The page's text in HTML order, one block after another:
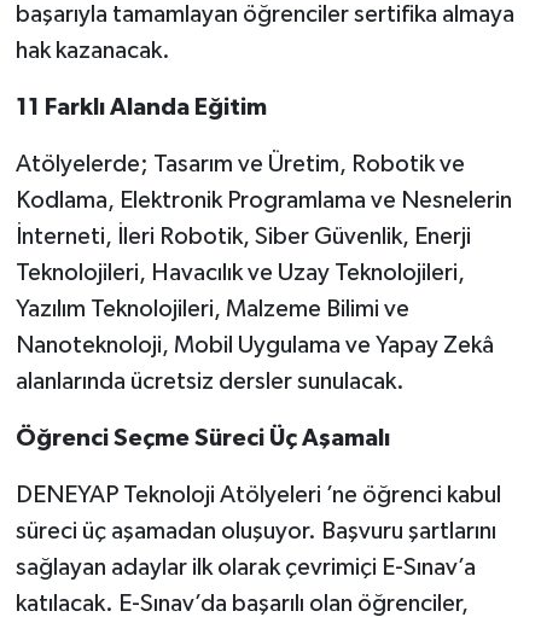
başarıyla tamamlayan öğrenciler sertifika almaya
hak kazanacak.
11 Farklı Alanda Eğitim
Atölyelerde; Tasarım ve Üretim, Robotik ve
Kodlama, Elektronik Programlama ve Nesnelerin
İnterneti, İleri Robotik, Siber Güvenlik, Enerji
Teknolojileri, Havacılık ve Uzay Teknolojileri,
Yazılım Teknolojileri, Malzeme Bilimi ve
Nanoteknoloji, Mobil Uygulama ve Yapay Zekâ
alanlarında ücretsiz dersler sunulacak.
Öğrenci Seçme Süreci Üç Aşamalı
DENEYAP Teknoloji Atölyeleri ’ne öğrenci kabul
süreci üç aşamadan oluşuyor. Başvuru şartlarını
sağlayan adaylar ilk olarak çevrimiçi E-Sınav’a
katılacak. E-Sınav’da başarılı olan öğrenciler,